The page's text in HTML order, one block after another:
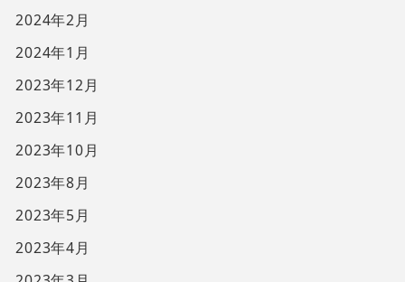
2024年2月
2024年1月
2023年12月
2023年11月
2023年10月
2023年8月
2023年5月
2023年4月